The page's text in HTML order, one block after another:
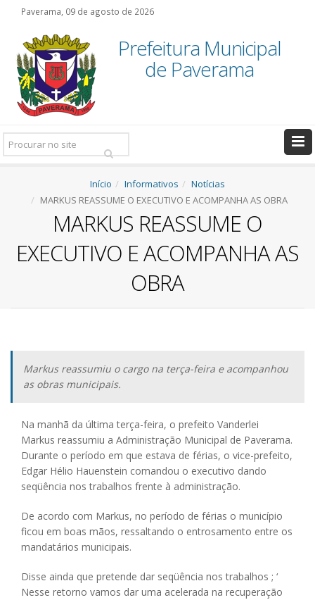
Paverama, 09 de agosto de 2026
Prefeitura Municipal
de Paverama
Pesquisar:
Início Informativos
Notícias
MARKUS REASSUME O EXECUTIVO E ACOMPANHA AS OBRA
MARKUS REASSUME O
EXECUTIVO E ACOMPANHA AS
OBRA
Markus reassumiu o cargo na terça-feira e acompanhou
as obras municipais.
Na manhã da última terça-feira, o prefeito Vanderlei
Markus reassumiu a Administração Municipal de Paverama.
Durante o período em que estava de férias, o vice-prefeito,
Edgar Hélio Hauenstein comandou o executivo dando
seqüência nos trabalhos frente à administração.
De acordo com Markus, no período de férias o município
ficou em boas mãos, ressaltando o entrosamento entre os
mandatários municipais.
Disse ainda que pretende dar seqüência nos trabalhos ; ‘
Nesse retorno vamos dar uma acelerada na recuperação